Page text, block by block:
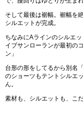
そして最後は裾幅。裾幅を
シルエットが完成。
ちなみにAラインのシルエ
イブサンローランが最初の
ン」
台形の形をしてるから別名
のショーツもテントシルエ
ん。
素材も、シルエットも、こ